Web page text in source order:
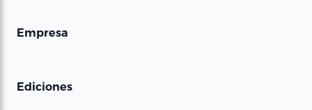
Empresa
Ediciones